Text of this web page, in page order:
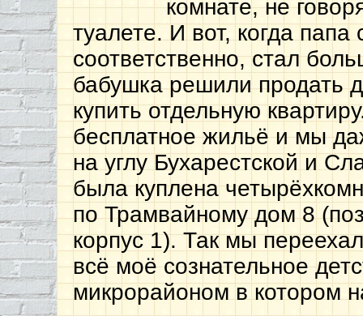
комнате, не
туалете. И вот, когда
соответственно, стал
бабушка решили продать
купить отдельную
бесплатное жильё и мы
на углу Бухарестской и
была куплена
по Трамвайному дом 8
корпус 1). Так мы
всё моё сознательное
микрорайоном в котором